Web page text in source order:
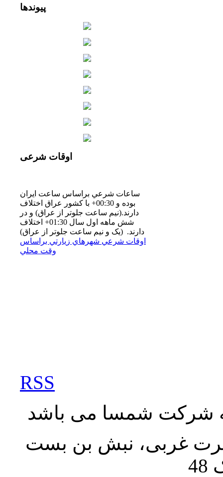
پیوندها
اوقات شرعی
ساعات شرعي براساس ساعت ايران
بوده و 00:30+ با كشور عراق اختلاف
دارند.(نيم ساعت جلوتر از عراق) و در
شش ماهه اول سال 01:30+ اختلاف
دارند. (یک و نیم ساعت جلوتر از عراق)
اوقات شرعي شهرهاي زيارتي براساس
وقت محلي
RSS
شرکت شمسا می باشد
غربی، نبش بن بست